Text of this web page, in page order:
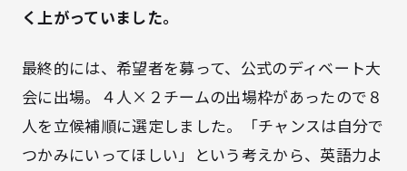
く上がっていました。
最終的には、希望者を募って、公式のディベート大
会に出場。４人×２チームの出場枠があったので８
人を立候補順に選定しました。「チャンスは自分で
つかみにいってほしい」という考えから、英語力よ